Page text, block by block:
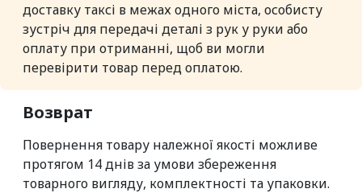
доставку таксі в межах одного міста, особисту
зустріч для передачі деталі з рук у руки або
оплату при отриманні, щоб ви могли
перевірити товар перед оплатою.
Возврат
Повернення товару належної якості можливе
протягом 14 днів за умови збереження
товарного вигляду, комплектності та упаковки.